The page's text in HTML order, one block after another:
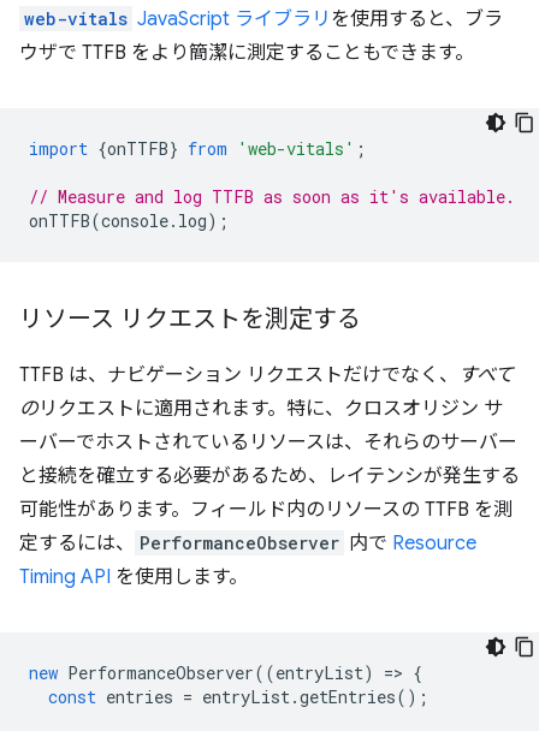
web-vitals JavaScript ライブラリ を使用すると、ブラ
ウザで TTFB をより簡潔に測定することもできます。
import {onTTFB} from 'web-vitals' ;
// Measure and log TTFB as soon as it's available.
onTTFB(console. log);
リソース リクエストを測定する
TTFB は、ナビゲーション リクエストだけでなく、
すべて
のリクエストに適用されます。特に、クロスオリジン サ
ーバーでホストされているリソースは、それらのサーバー
と接続を確立する必要があるため、レイテンシが発生する
可能性があります。フィールド内のリソースの TTFB を測
定するには、
PerformanceObserver 内で Resource
Timing API を使用します。
new PerformanceObserver((entryList) => {
const entries = entryList.getEntries();